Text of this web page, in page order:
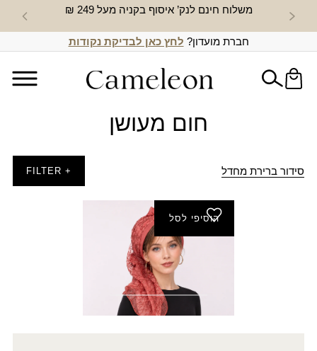
משלוח חינם לנק’ איסוף בקניה מעל 249 ₪ חדש
חברת מועדון? לחץ כאן לבדיקת נקודות
חום מעושן
סידור ברירת מחדל + FILTER
הוסיפי לסל
חולצת בסיס סימפוניה
פתוח 3/4
₪45.00